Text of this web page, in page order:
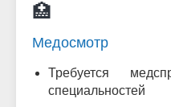
🏥
Медосмотр
Требуется
специальностей